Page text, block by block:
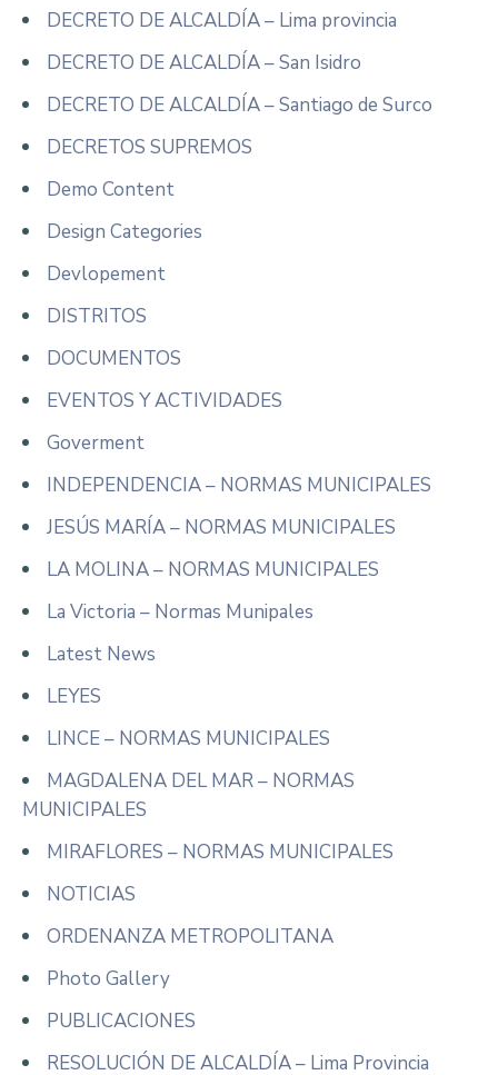
DECRETO DE ALCALDÍA – Lima provincia
DECRETO DE ALCALDÍA – San Isidro
DECRETO DE ALCALDÍA – Santiago de Surco
DECRETOS SUPREMOS
Demo Content
Design Categories
Devlopement
DISTRITOS
DOCUMENTOS
EVENTOS Y ACTIVIDADES
Goverment
INDEPENDENCIA – NORMAS MUNICIPALES
JESÚS MARÍA – NORMAS MUNICIPALES
LA MOLINA – NORMAS MUNICIPALES
La Victoria – Normas Munipales
Latest News
LEYES
LINCE – NORMAS MUNICIPALES
MAGDALENA DEL MAR – NORMAS
MUNICIPALES
MIRAFLORES – NORMAS MUNICIPALES
NOTICIAS
ORDENANZA METROPOLITANA
Photo Gallery
PUBLICACIONES
RESOLUCIÓN DE ALCALDÍA – Lima Provincia